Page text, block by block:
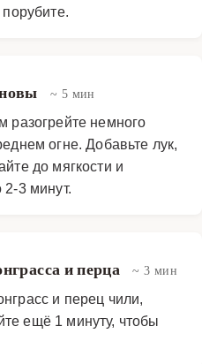
~ 5 мин
разогрейте немного
огне. Добавьте лук,
до мягкости и
3 минут.
и перца ~ 3 мин
и перец чили,
ещё 1 минуту, чтобы